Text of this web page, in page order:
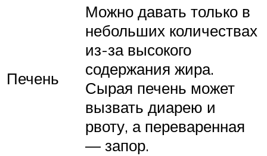
Печень
Можно давать только в
небольших количествах
из-за высокого
содержания жира.
Сырая печень может
вызвать диарею и
рвоту, а переваренная
— запор.